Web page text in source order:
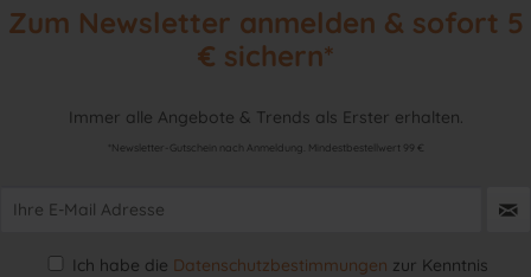
Zum Newsletter anmelden & sofort 5
€ sichern*
Immer alle Angebote & Trends als Erster erhalten.
*Newsletter-Gutschein nach Anmeldung. Mindestbestellwert 99 €
Ich habe die Datenschutzbestimmungen zur Kenntnis